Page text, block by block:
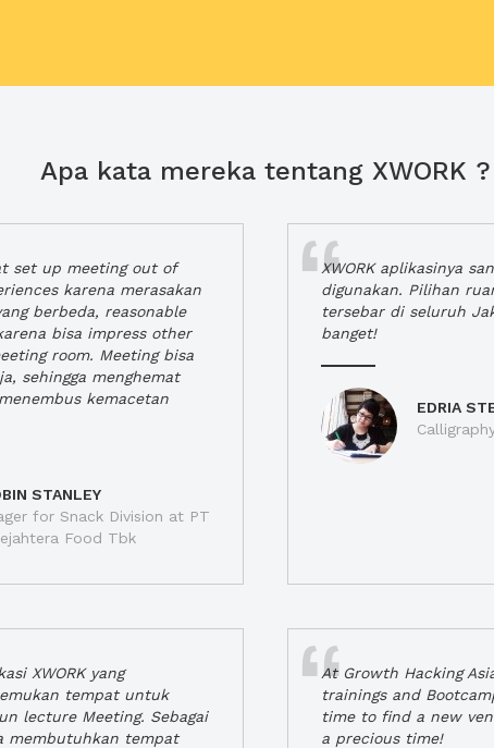
Apa kata mereka tentang XWORK ?
set up meeting out of
karena merasakan
berbeda, reasonable
bisa impress other
room. Meeting bisa
sehingga menghemat
kemacetan
STANLEY
for Snack Division at PT
Food Tbk
XWORK aplikasinya
digunakan. Pilihan
tersebar di seluruh
banget!
EDRIA
XWORK yang
tempat untuk
lecture Meeting. Sebagai
membutuhkan tempat
At Growth Hacking
trainings and
time to find a new
a precious time!